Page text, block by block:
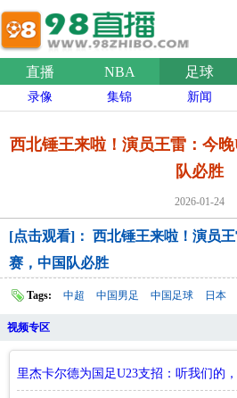
直播 NBA 足球
录像 集锦 新闻
西北锤王来啦！演员王雷：今
队必胜
2026-01-24
[点击观看]： 西北锤王来啦！演员
赛，中国队必胜
Tags: 中超 中国男足 中国足球 日本
视频专区
里杰卡尔德为国足U23支招：听我们的